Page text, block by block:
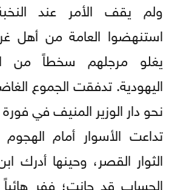
ولم يقف الأمر عند
استنهضوا العامة من أهل
يغلو مرجلهم سخطاً من
اليهودية. تدفقت الجموع
نحو دار الوزير المنيف في
تداعت الأسوار أمام
الثوار القصر، وحينها أدرك
الحساب قد حانت؛ ففر